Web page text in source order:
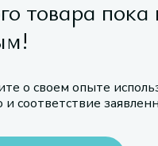
товара
о своем опыте
и соответствие